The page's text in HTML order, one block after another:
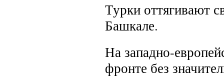
Турки оттягивают
Башкале.
На западно-
фронте без